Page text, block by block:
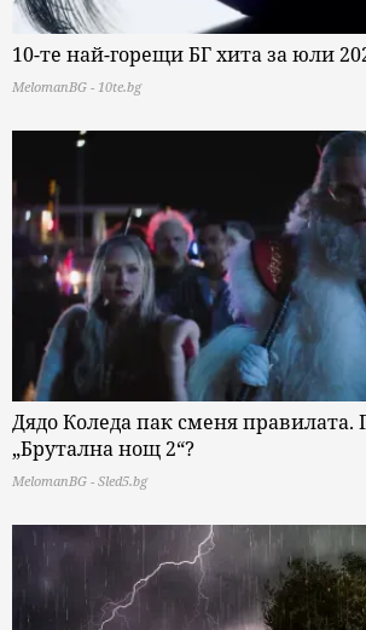
10-те най-горещи БГ хита за юли
MelomanBG - 10te.bg
Дядо Коледа пак сменя правилата.
„Брутална нощ 2“?
MelomanBG - Sled5.bg